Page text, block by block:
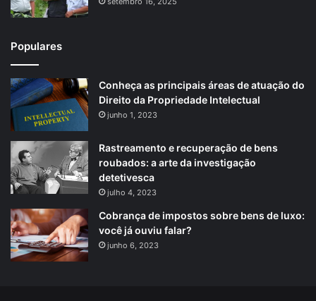
Populares
Conheça as principais áreas de atuação do
Direito da Propriedade Intelectual
junho 1, 2023
Rastreamento e recuperação de bens
roubados: a arte da investigação
detetivesca
julho 4, 2023
Cobrança de impostos sobre bens de luxo:
você já ouviu falar?
junho 6, 2023